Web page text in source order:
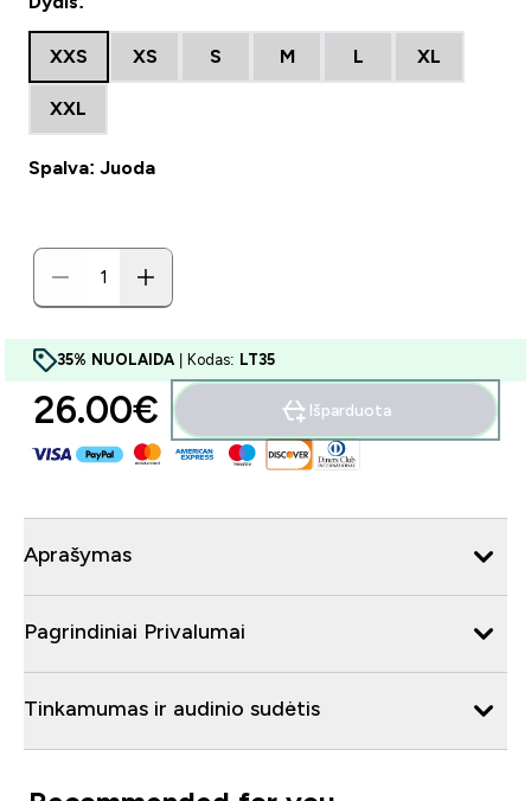
XXS XS S M L XL
XXL
Spalva: Juoda
35% NUOLAIDA | Kodas: LT35
26.00€‎ Išparduota
Aprašymas
Pagrindiniai Privalumai
Tinkamumas ir audinio sudėtis